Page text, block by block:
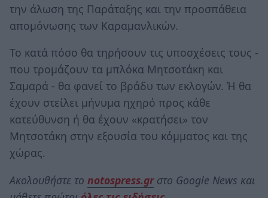
την άλωση της Παράταξης και την προσπάθεια
απομόνωσης των Καραμανλικών.
Το κατά πόσο θα τηρήσουν τις υποσχέσεις τους -
που τρομάζουν τα μπλόκα Μητσοτάκη και
Σαμαρά - θα φανεί το βράδυ των εκλογών. Ή θα
έχουν στείλει μήνυμα ηχηρό προς κάθε
κατεύθυνση ή θα έχουν «κρατήσει» τον
Μητσοτάκη στην εξουσία του κόμματος και της
χώρας.
Ακολουθήστε το notospress.grστο Google News και